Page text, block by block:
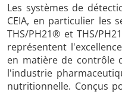
4.0
Les systèmes de
CEIA, en particulier les
THS/PH21® et THS/
représentent
en matière de contrôle
l'industrie
nutritionnelle. Conçus